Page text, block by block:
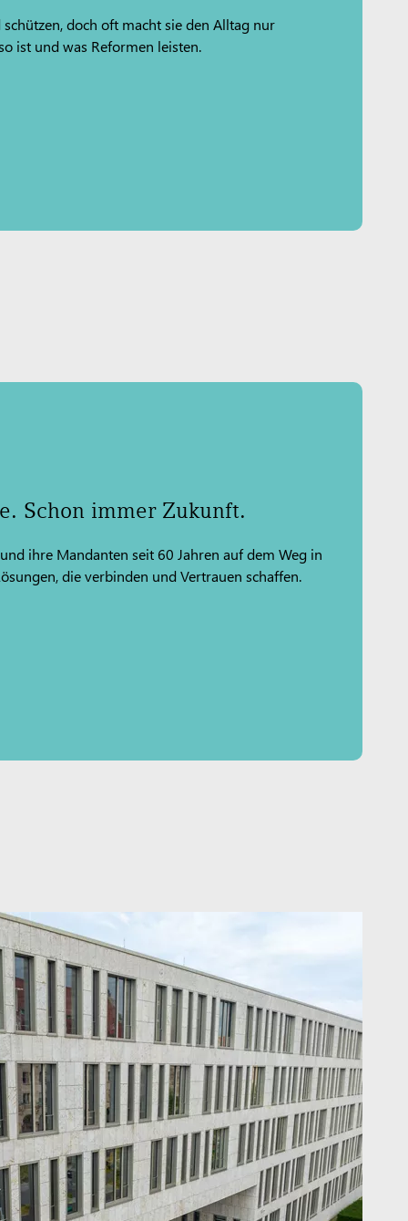
doch oft macht sie den Alltag nur
ist und was Reformen leisten.
Schon immer Zukunft.
ihre Mandanten seit 60 Jahren auf dem Weg in
die verbinden und Vertrauen schaffen.